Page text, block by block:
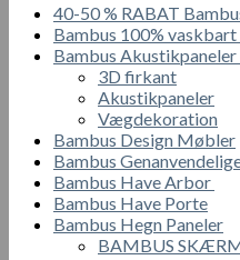
40-50 % RABAT
Bambus 100%
Bambus
3D firkant
Akustikpaneler
Vægdekoration
Bambus Design Møbler
Bambus
Bambus Have Arbor
Bambus Have Porte
Bambus Hegn Paneler
BAMBUS